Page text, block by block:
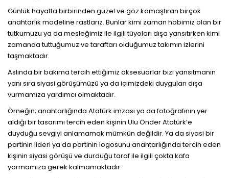
Günlük hayatta birbirinden güzel ve göz kamaştıran birçok
anahtarlık modeline rastlarız. Bunlar kimi zaman hobimiz olan bir
tutkumuzu ya da mesleğimiz ile ilgili tüyoları dışa yansıtırken kimi
zamanda tuttuğumuz ve taraftarı olduğumuz takımın izlerini
taşmaktadır.
Aslında bir bakıma tercih ettiğimiz aksesuarlar bizi yansıtmanın
yanı sıra siyasi görüşümüzü ya da içimizdeki duyguları dışa
vurmamıza yardımcı olmaktadır.
Örneğin; anahtarlığında Atatürk imzası ya da fotoğrafının yer
aldığı bir tasarımı tercih eden kişinin Ulu Önder Atatürk’e
duyduğu sevgiyi anlamamak mümkün değildir. Ya da siyasi bir
partinin lideri ya da partinin logosunu anahtarlığında tercih eden
kişinin siyasi görüşü ve durduğu taraf ile ilgili çokta kafa
yormamıza gerek kalmamaktadır.